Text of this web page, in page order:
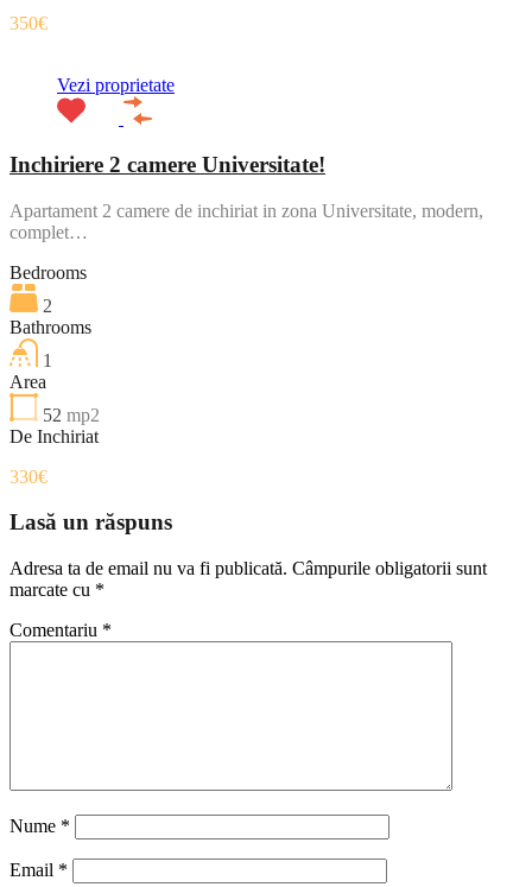
350€
Vezi proprietate
Inchiriere 2 camere Universitate!
Apartament 2 camere de inchiriat in zona Universitate, modern,
complet…
Bedrooms
2
Bathrooms
1
Area
52 mp2
De Inchiriat
330€
Lasă un răspuns
Adresa ta de email nu va fi publicată. Câmpurile obligatorii sunt
marcate cu *
Comentariu *
Nume *
Email *